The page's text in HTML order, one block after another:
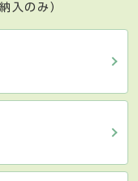
入のみ）